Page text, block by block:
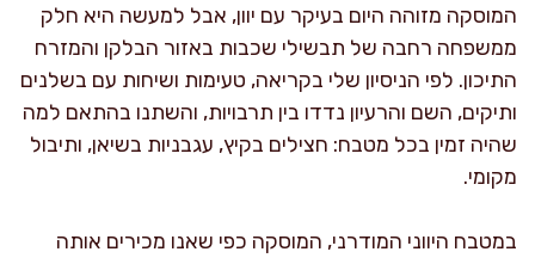
המוסקה מזוהה היום בעיקר עם יוון, אבל למעשה היא חלק
ממשפחה רחבה של תבשילי שכבות באזור הבלקן והמזרח
התיכון. לפי הניסיון שלי בקריאה, טעימות ושיחות עם בשלנים
ותיקים, השם והרעיון נדדו בין תרבויות, והשתנו בהתאם למה
שהיה זמין בכל מטבח: חצילים בקיץ, עגבניות בשיאן, ותיבול
מקומי.
במטבח היווני המודרני, המוסקה כפי שאנו מכירים אותה